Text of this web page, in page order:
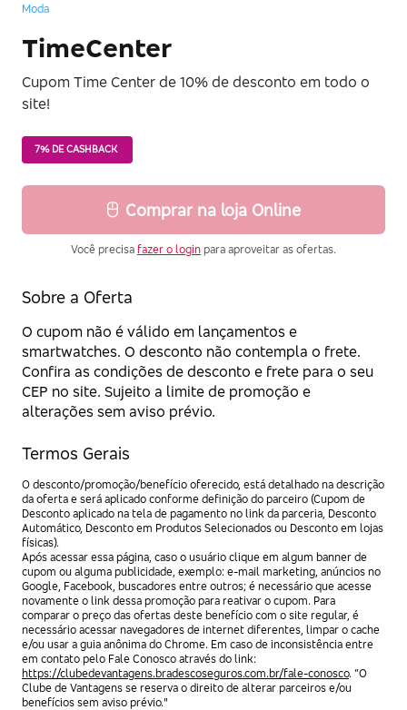
Moda
TimeCenter
Cupom Time Center de 10% de desconto em todo o
site!
7% DE CASHBACK
Comprar na loja Online
Você precisa fazer o login para aproveitar as ofertas.
Sobre a Oferta
O cupom não é válido em lançamentos e
smartwatches. O desconto não contempla o frete.
Confira as condições de desconto e frete para o seu
CEP no site. Sujeito a limite de promoção e
alterações sem aviso prévio.
Termos Gerais
O desconto/promoção/benefício oferecido, está detalhado na descrição
da oferta e será aplicado conforme definição do parceiro (Cupom de
Desconto aplicado na tela de pagamento no link da parceria, Desconto
Automático, Desconto em Produtos Selecionados ou Desconto em lojas
físicas).
Após acessar essa página, caso o usuário clique em algum banner de
cupom ou alguma publicidade, exemplo: e-mail marketing, anúncios no
Google, Facebook, buscadores entre outros; é necessário que acesse
novamente o link dessa promoção para reativar o cupom. Para
comparar o preço das ofertas deste benefício com o site regular, é
necessário acessar navegadores de internet diferentes, limpar o cache
e/ou usar a guia anônima do Chrome. Em caso de inconsistência entre
em contato pelo Fale Conosco através do link:
https://clubedevantagens.bradescoseguros.com.br/fale-conosco. “O
Clube de Vantagens se reserva o direito de alterar parceiros e/ou
benefícios sem aviso prévio."